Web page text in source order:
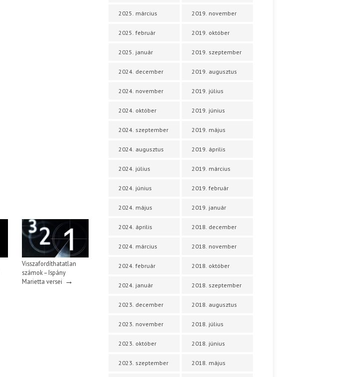
Visszafordíthatatlan
számok – Ispány
Marietta versei →
2025. március
2025. február
2025. január
2024. december
2024. november
2024. október
2024. szeptember
2024. augusztus
2024. július
2024. június
2024. május
2024. április
2024. március
2024. február
2024. január
2023. december
2023. november
2023. október
2023. szeptember
2019. november
2019. október
2019. szeptember
2019. augusztus
2019. július
2019. június
2019. május
2019. április
2019. március
2019. február
2019. január
2018. december
2018. november
2018. október
2018. szeptember
2018. augusztus
2018. július
2018. június
2018. május